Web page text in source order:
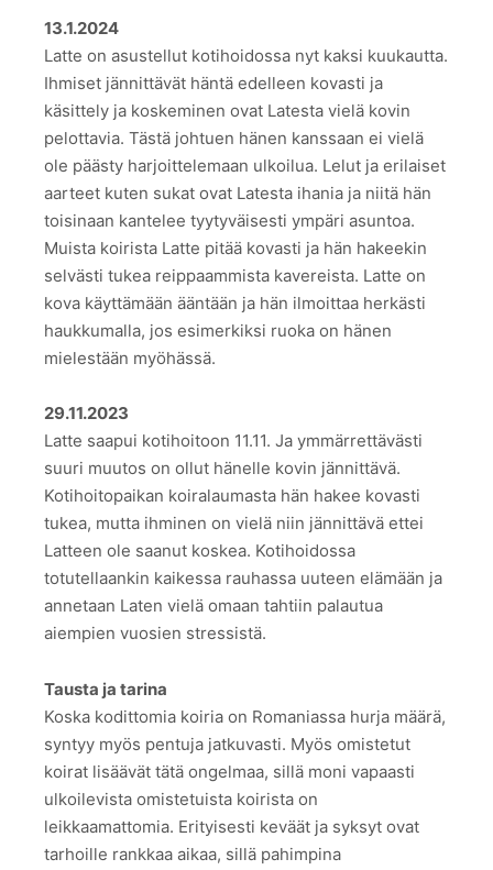
13.1.2024
Latte on asustellut kotihoidossa nyt kaksi kuukautta.
Ihmiset jännittävät häntä edelleen kovasti ja
käsittely ja koskeminen ovat Latesta vielä kovin
pelottavia. Tästä johtuen hänen kanssaan ei vielä
ole päästy harjoittelemaan ulkoilua. Lelut ja erilaiset
aarteet kuten sukat ovat Latesta ihania ja niitä hän
toisinaan kantelee tyytyväisesti ympäri asuntoa.
Muista koirista Latte pitää kovasti ja hän hakeekin
selvästi tukea reippaammista kavereista. Latte on
kova käyttämään ääntään ja hän ilmoittaa herkästi
haukkumalla, jos esimerkiksi ruoka on hänen
mielestään myöhässä.
29.11.2023
Latte saapui kotihoitoon 11.11. Ja ymmärrettävästi
suuri muutos on ollut hänelle kovin jännittävä.
Kotihoitopaikan koiralaumasta hän hakee kovasti
tukea, mutta ihminen on vielä niin jännittävä ettei
Latteen ole saanut koskea. Kotihoidossa
totutellaankin kaikessa rauhassa uuteen elämään ja
annetaan Laten vielä omaan tahtiin palautua
aiempien vuosien stressistä.
Tausta ja tarina
Koska kodittomia koiria on Romaniassa hurja määrä,
syntyy myös pentuja jatkuvasti. Myös omistetut
koirat lisäävät tätä ongelmaa, sillä moni vapaasti
ulkoilevista omistetuista koirista on
leikkaamattomia. Erityisesti keväät ja syksyt ovat
tarhoille rankkaa aikaa, sillä pahimpina